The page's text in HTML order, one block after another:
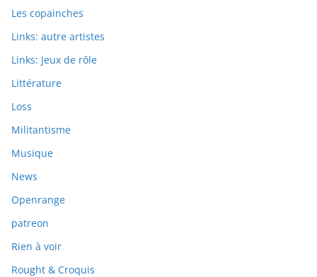
Les copainches
Links: autre artistes
Links: Jeux de rôle
Littérature
Loss
Militantisme
Musique
News
Openrange
patreon
Rien à voir
Rought & Croquis